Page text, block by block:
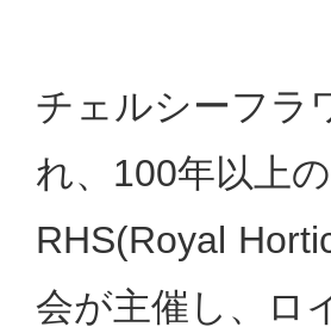
チェルシーフラ
れ、100年以上
RHS(Royal
会が主催し、ロ